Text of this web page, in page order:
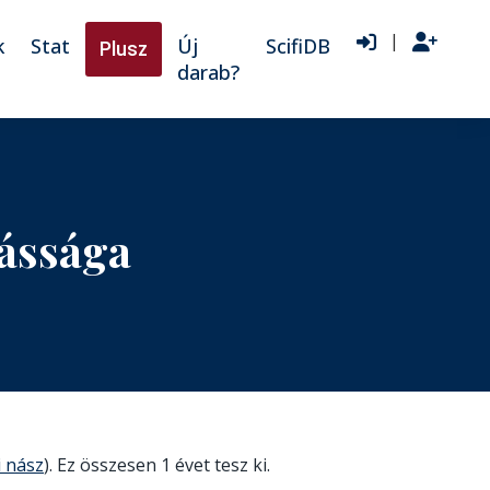
Stat Plusz
Új
darab?
ScifiDB |
). Ez összesen 1 évet tesz ki.